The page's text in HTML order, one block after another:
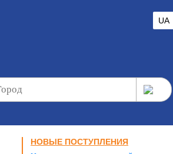
UA
НОВЫЕ ПОСТУПЛЕНИЯ